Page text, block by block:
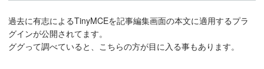
過去に有志によるTinyMCEを記事編集画面の本文に適用するプラ
グインが公開されてます。
ググって調べていると、こちらの方が目に入る事もあります。